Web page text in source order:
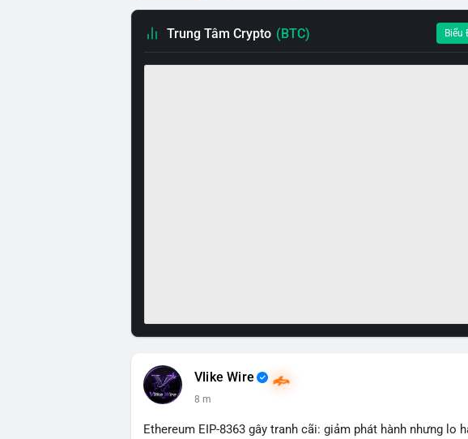
Trung Tâm Crypto (BTC) Biểu
Vlike Wire
9 m
Ethereum EIP-8363 gây tranh cãi: giảm phát hành nhưng lo